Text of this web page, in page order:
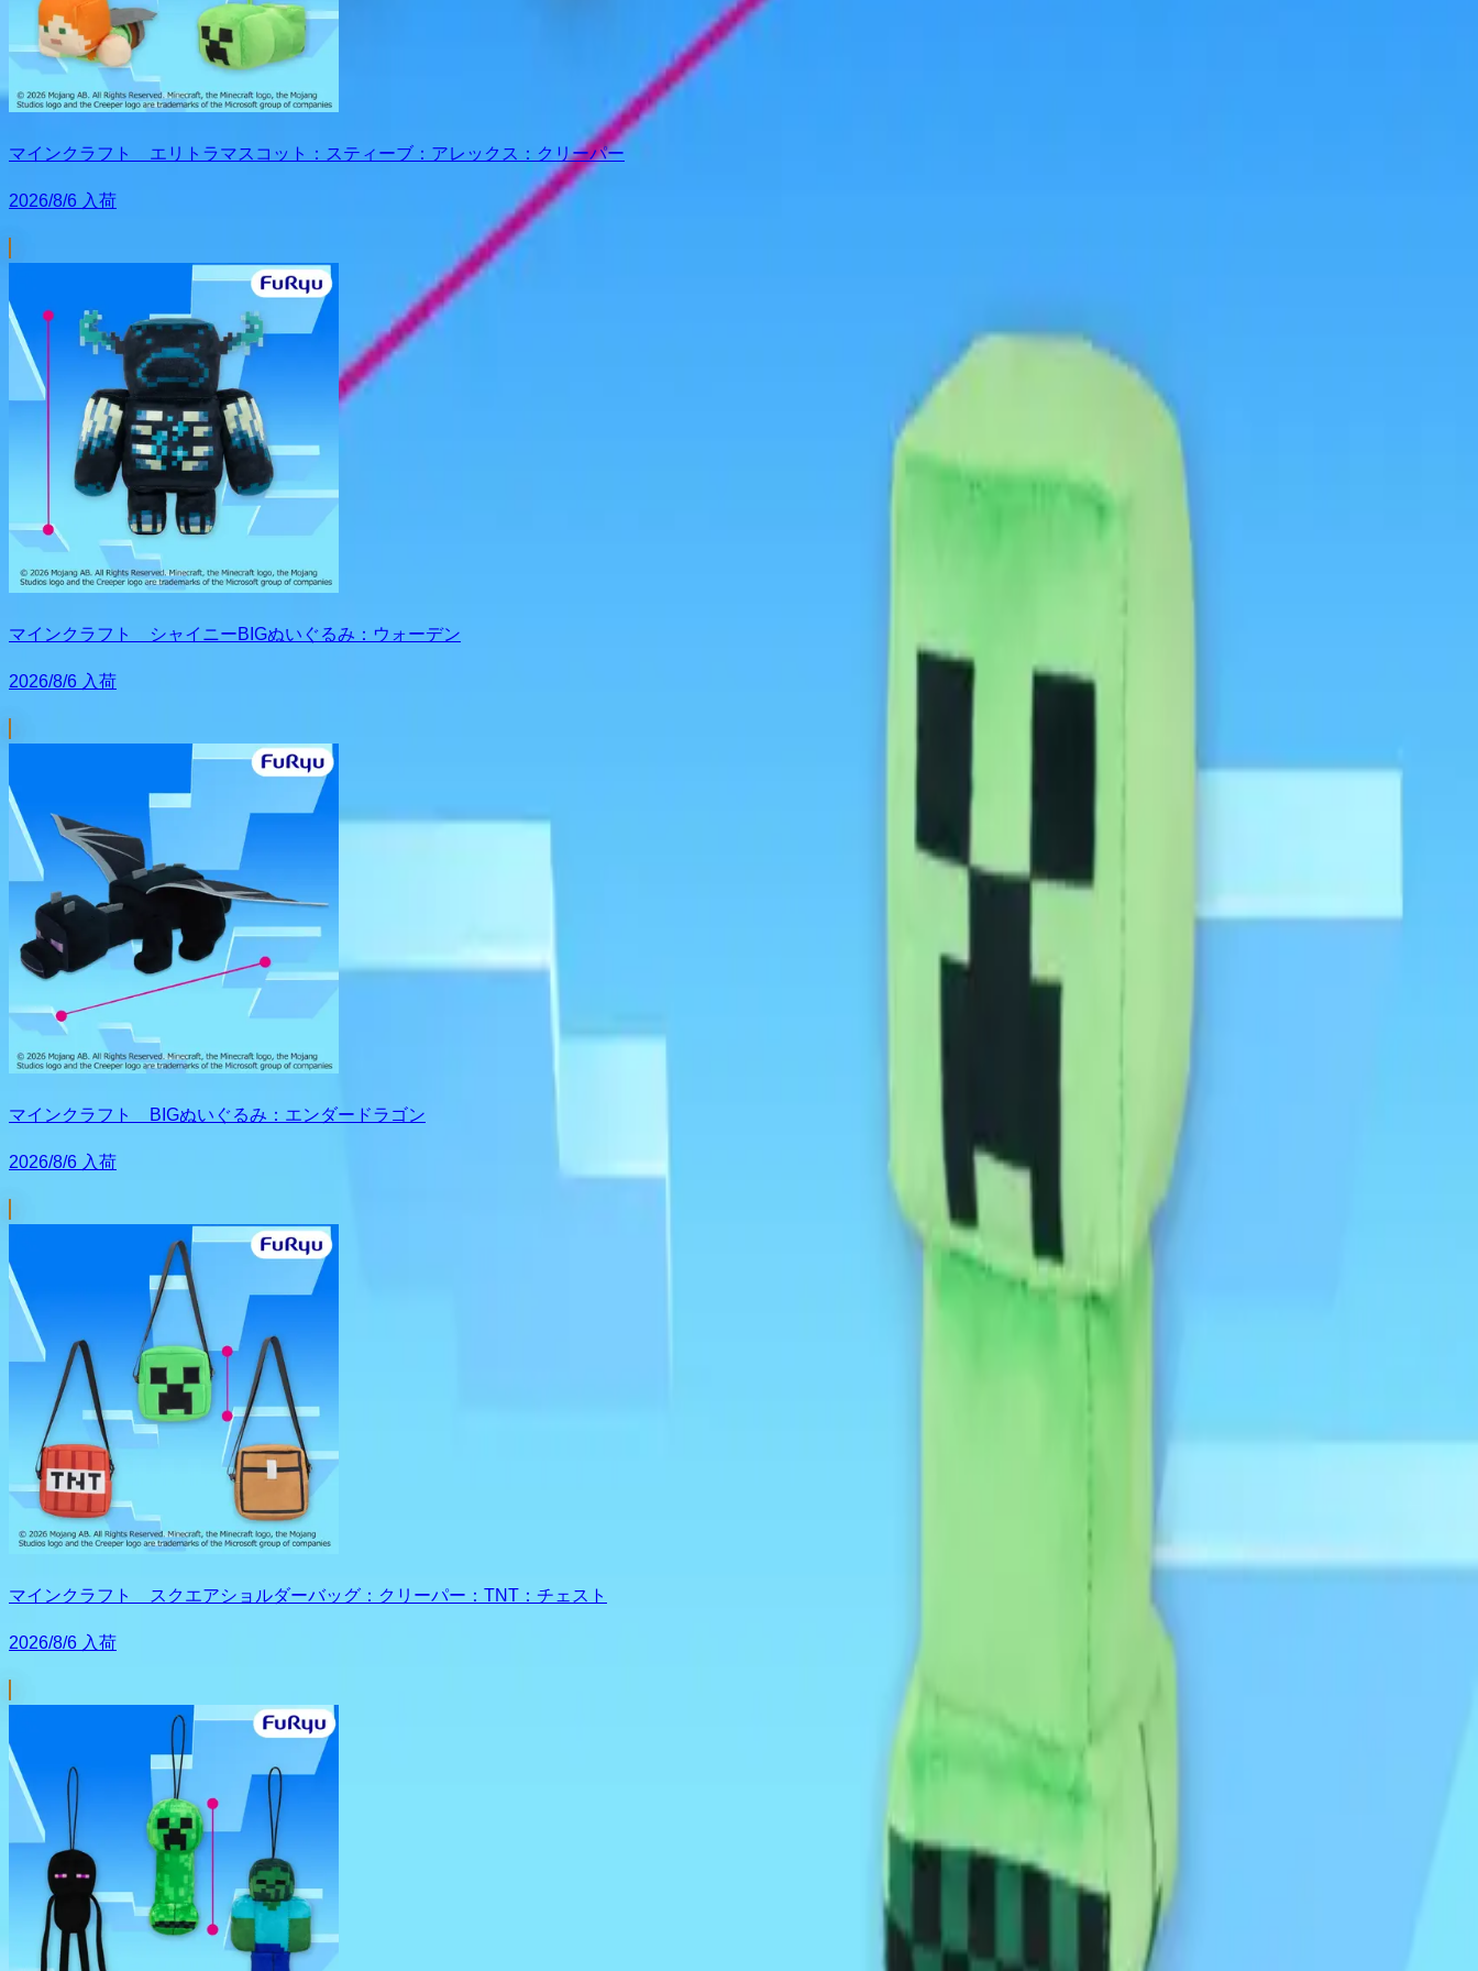
マインクラフト エリトラマスコット：スティーブ：アレックス：クリーパー
2026/8/6 入荷
マインクラフト シャイニーBIGぬいぐるみ：ウォーデン
2026/8/6 入荷
マインクラフト BIGぬいぐるみ：エンダードラゴン
2026/8/6 入荷
マインクラフト スクエアショルダーバッグ：クリーパー：TNT：チェスト
2026/8/6 入荷